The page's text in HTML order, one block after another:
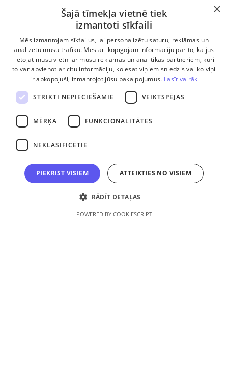
Komanda
Ētikas kodekss
Privātuma politika
Logotipi
×
Šajā tīmekļa vietnē tiek
izmantoti sīkfaili
Mēs izmantojam sīkfailus, lai personalizētu saturu, reklāmas un
analizētu mūsu trafiku. Mēs arī kopīgojam informāciju par to, kā jūs
lietojat mūsu vietni ar mūsu reklāmas un analītikas partneriem, kuri
to var apvienot ar citu informāciju, ko esat viņiem sniedzis vai ko viņi
ir apkopojuši, izmantojot jūsu pakalpojumus. Lasīt vairāk
STRIKTI NEPIECIEŠAMIE VEIKTSPĒJAS
MĒRĶA FUNKCIONALITĀTES
NEKLASIFICĒTIE
PIEKRIST VISIEM ATTEIKTIES NO VISIEM
RĀDĪT DETAĻAS
POWERED BY COOKIESCRIPT